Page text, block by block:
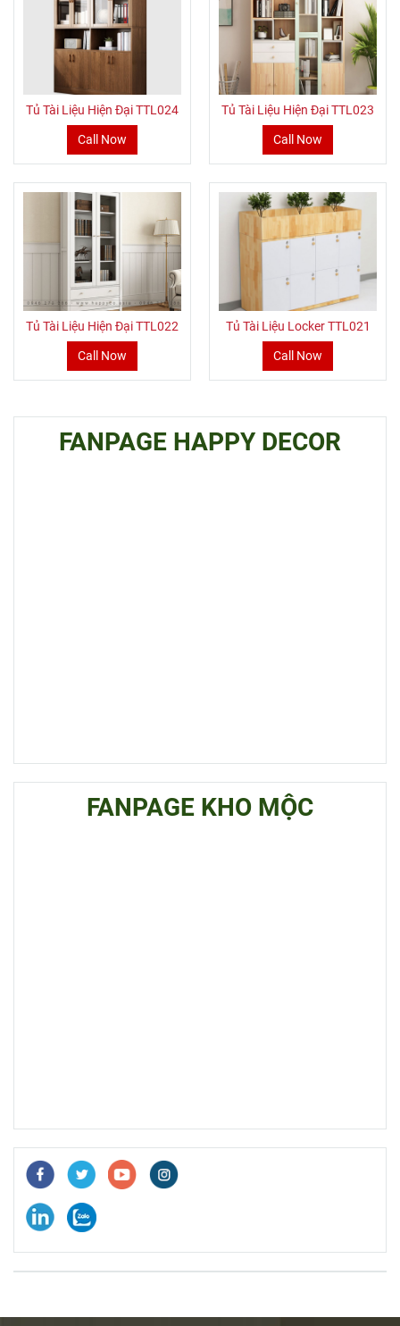
Tủ Tài Liệu Hiện Đại TTL024
Call Now
Tủ Tài Liệu Hiện Đại TTL023
Call Now
Tủ Tài Liệu Hiện Đại TTL022
Call Now
Tủ Tài Liệu Locker TTL021
Call Now
FANPAGE HAPPY DECOR
FANPAGE KHO MỘC